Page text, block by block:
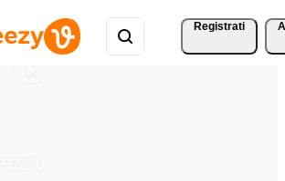
Registrati